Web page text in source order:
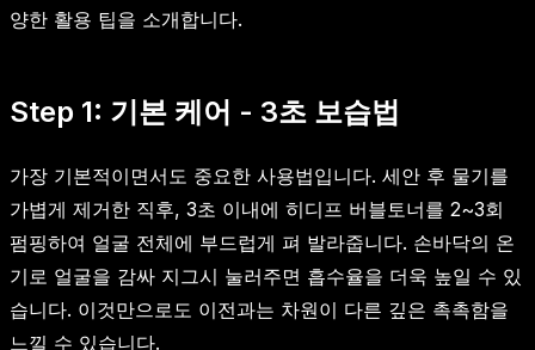
양한 활용 팁을 소개합니다.
Step 1: 기본 케어 - 3초 보습법
가장 기본적이면서도 중요한 사용법입니다. 세안 후 물기를
가볍게 제거한 직후, 3초 이내에 히디프 버블토너를 2~3회
펌핑하여 얼굴 전체에 부드럽게 펴 발라줍니다. 손바닥의 온
기로 얼굴을 감싸 지그시 눌러주면 흡수율을 더욱 높일 수 있
습니다. 이것만으로도 이전과는 차원이 다른 깊은 촉촉함을
느낄 수 있습니다.